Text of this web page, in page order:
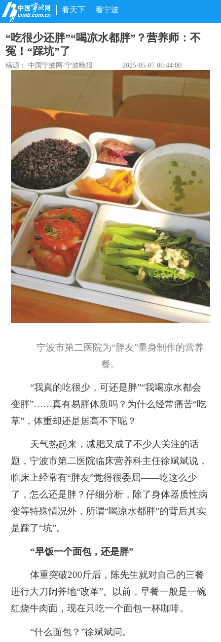
看天下 看宁波
“吃很少还胖”“喝凉水都胖”？营养师：不
冤！“踩坑”了
稿源：中国宁波网-宁波晚报 2025-05-07 06:44:00
宁波市第二医院为“胖友”量身制作的营养
餐。
“我真的吃很少，可还是胖”“我喝凉水都会
变胖”……真有易胖体质吗？为什么经常痛苦“吃
草”，体重却还是居高不下呢？
天气热起来，减肥又成了不少人关注的话
题，宁波市第二医院临床营养科主任徐斌斌说，
临床上经常有“胖友”觉得很委屈——吃这么少
了，怎么还是胖？仔细分析，除了身体器质性病
变等特殊情况外，所谓“喝凉水都胖”的背后其实
是踩了“坑”。
“早饭一个面包，还是胖”
体重突破200斤后，陈先生就对自己的三餐
进行大刀阔斧地“改革”。以前，早餐一般是一碗
红烧牛肉面，现在只吃一个面包一杯咖啡。
“什么面包？”徐斌斌问。